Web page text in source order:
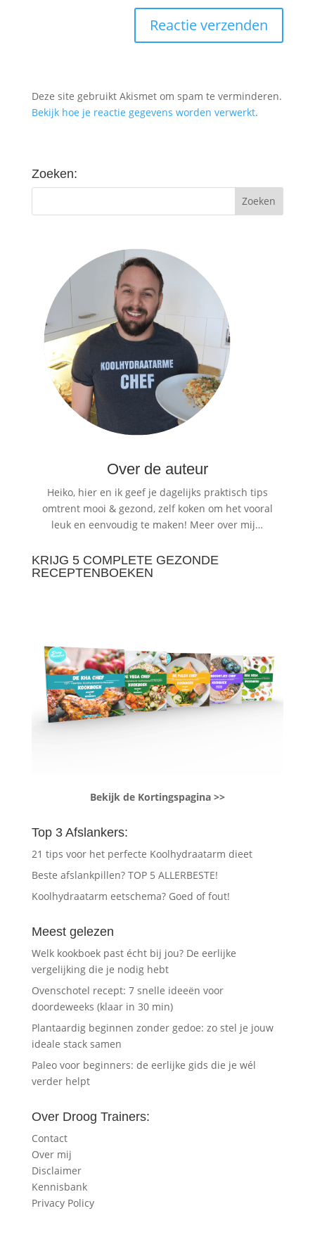
Deze site gebruikt Akismet om spam te verminderen.
Bekijk hoe je reactie gegevens worden verwerkt.
Zoeken:
Over de auteur
Heiko, hier en ik geef je dagelijks praktisch tips
omtrent mooi & gezond, zelf koken om het vooral
leuk en eenvoudig te maken! Meer over mij…
KRIJG 5 COMPLETE GEZONDE
RECEPTENBOEKEN
Bekijk de Kortingspagina >>
Top 3 Afslankers:
21 tips voor het perfecte Koolhydraatarm dieet
Beste afslankpillen? TOP 5 ALLERBESTE!
Koolhydraatarm eetschema? Goed of fout!
Meest gelezen
Welk kookboek past écht bij jou? De eerlijke
vergelijking die je nodig hebt
Ovenschotel recept: 7 snelle ideeën voor
doordeweeks (klaar in 30 min)
Plantaardig beginnen zonder gedoe: zo stel je jouw
ideale stack samen
Paleo voor beginners: de eerlijke gids die je wél
verder helpt
Over Droog Trainers:
Contact
Over mij
Disclaimer
Kennisbank
Privacy Policy